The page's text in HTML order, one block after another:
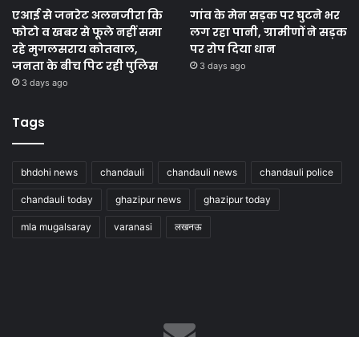
एआई से जनरेट अलनजीरा कि
फोटो व खबर से फूले नहीं समा
रहे मुगलसराय कोतवाल,
जनता के बीच पिट रही पुलिस
3 days ago
गांव के मेन सड़क पर घुटने भर
लग रहा पानी, ग्रामीणों ने सड़क
पर रोप दिया धान
3 days ago
Tags
bhdohi news chandauli chandauli news chandauli police
chandauli today ghazipur news ghazipur today
mla mugalsaray varanasi लखनऊ